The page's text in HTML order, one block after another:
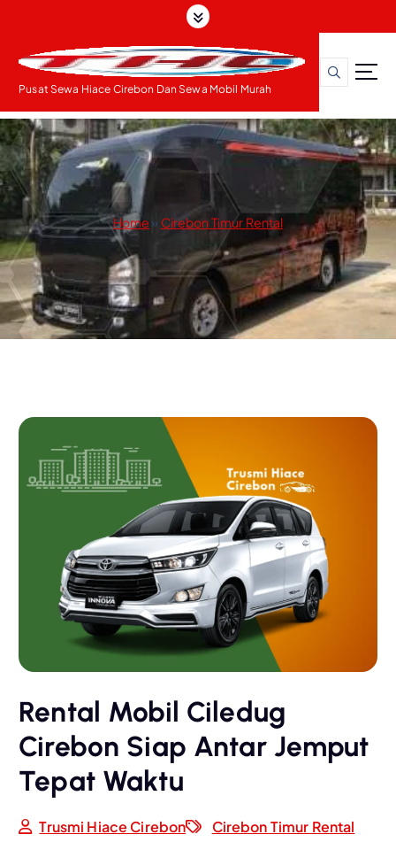
o
c
o
n
t
t
Pusat Sewa Hiace Cirebon Dan Sewa Mobil Murah
Home » Cirebon Timur Rental
Rental Mobil Ciledug
Cirebon Siap Antar Jemput
Tepat Waktu
Trusmi Hiace Cirebon Cirebon Timur Rental